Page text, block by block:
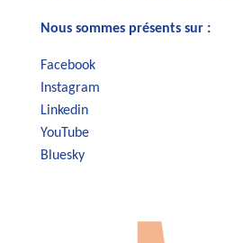
Nous sommes présents sur :
Facebook
Instagram
Linkedin
YouTube
Bluesky